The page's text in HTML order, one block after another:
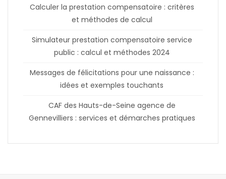
Calculer la prestation compensatoire : critères
et méthodes de calcul
Simulateur prestation compensatoire service
public : calcul et méthodes 2024
Messages de félicitations pour une naissance :
idées et exemples touchants
CAF des Hauts-de-Seine agence de
Gennevilliers : services et démarches pratiques